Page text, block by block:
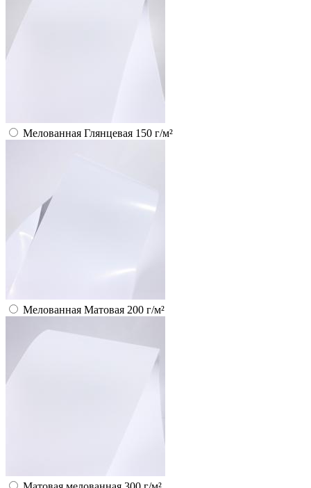
Мелованная Глянцевая 150 г/м²
Мелованная Матовая 200 г/м²